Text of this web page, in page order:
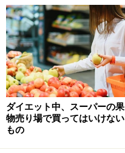
ダイエット中、スーパーの果
物売り場で買ってはいけない
もの